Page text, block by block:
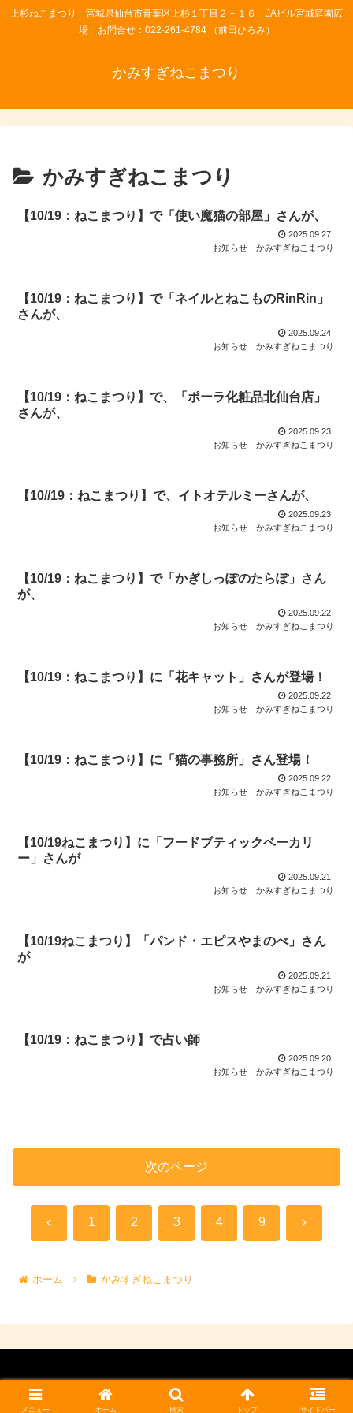
上杉ねこまつり 宮城県仙台市青葉区上杉１丁目２－１６ JAビル宮城庭園広
場 お問合せ：022-261-4784 （前田ひろみ）
かみすぎねこまつり
かみすぎねこまつり
【10/19：ねこまつり】で「使い魔猫の部屋」さんが、
2025.09.27
お知らせ
かみすぎねこまつり
【10/19：ねこまつり】で「ネイルとねこものRinRin」
さんが、
2025.09.24
お知らせ
かみすぎねこまつり
【10/19：ねこまつり】で、「ポーラ化粧品北仙台店」
さんが、
2025.09.23
お知らせ
かみすぎねこまつり
【10//19：ねこまつり】で、イトオテルミーさんが、
2025.09.23
お知らせ
かみすぎねこまつり
【10/19：ねこまつり】で「かぎしっぽのたらぽ」さん
が、
2025.09.22
お知らせ
かみすぎねこまつり
【10/19：ねこまつり】に「花キャット」さんが登場！
2025.09.22
お知らせ
かみすぎねこまつり
【10/19：ねこまつり】に「猫の事務所」さん登場！
2025.09.22
お知らせ
かみすぎねこまつり
【10/19ねこまつり】に「フードブティックベーカリ
ー」さんが
2025.09.21
お知らせ
かみすぎねこまつり
【10/19ねこまつり】「パンド・エピスやまのべ」さん
が
2025.09.21
お知らせ
かみすぎねこまつり
【10/19：ねこまつり】で占い師
2025.09.20
お知らせ
かみすぎねこまつり
次のページ
前 1 2 3 4 9 次
ホーム かみすぎねこまつり
© 2014 上杉ねこproject
メニュー ホーム 検索 トップ サイドバー